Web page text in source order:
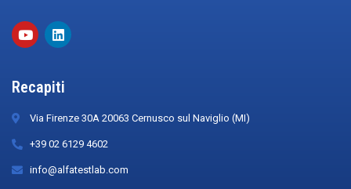
Recapiti
Via Firenze 30A 20063 Cernusco sul Naviglio (MI)
+39 02 6129 4602
info@alfatestlab.com